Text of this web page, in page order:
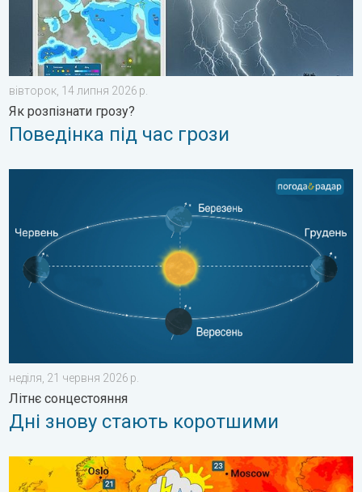
вівторок, 14 липня 2026 р.
Як розпізнати грозу?
Поведінка під час грози
Дні знову стають коротшими. Літнє сонцестояння. . .
неділя, 21 червня 2026 р.
Літнє сонцестояння
Дні знову стають коротшими
Наближається спека. Прогноз погоди. . . вівторок, 16